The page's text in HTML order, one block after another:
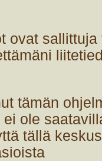
ovat
tämän
ole
tällä